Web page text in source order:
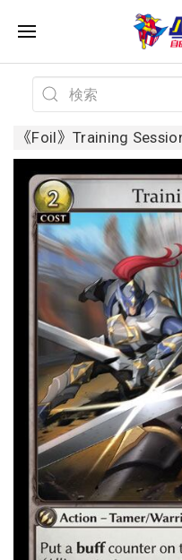
《Foil》Training